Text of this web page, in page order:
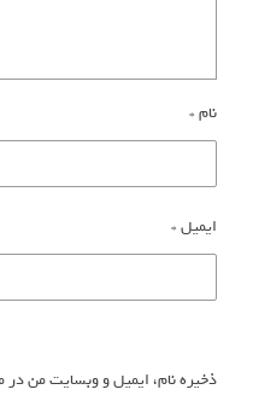
نام*
ایمیل*
ذخیره نام، ایمیل و وبسایت من در